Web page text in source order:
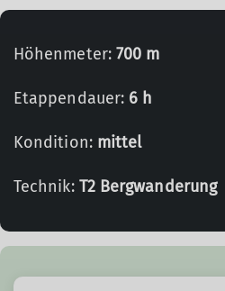
Höhenmeter: 700 m
Etappendauer: 6 h
Kondition: mittel
Technik: T2 Bergwanderung